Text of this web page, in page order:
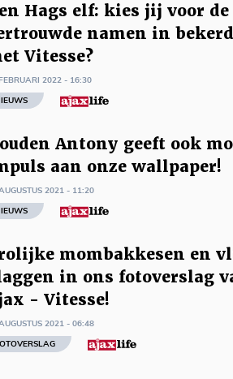
Hags elf: kies jij voor de
namen in
Vitesse?
2022 - 16:30
Antony geeft ook
aan onze wallpaper!
2021 - 11:20
mombakkesen en
in ons fotoverslag
- Vitesse!
2021 - 06:48